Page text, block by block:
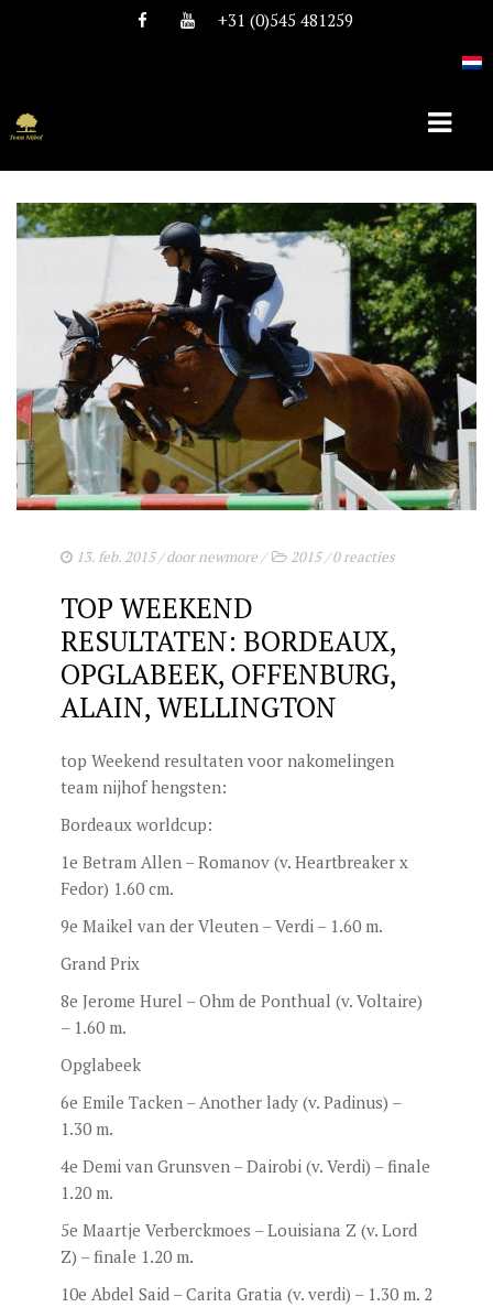
+31 (0)545 481259
HOME
OVER TEAM NIJHOF
HISTORIE
TEAM
VACATURES
DEKHENGSTEN
DEKGELDEN
ICSI
ALGEMENE VOORWAARDEN
MERRIEBEGELEIDING
BESTELFORMULIER
NIEUWS
TEAM NIJHOF MARKET
13. feb. 2015/ doornewmore/ 2015/0 reacties
TOP WEEKEND
RESULTATEN: BORDEAUX,
OPGLABEEK, OFFENBURG,
ALAIN, WELLINGTON
top Weekend resultaten voor nakomelingen
team nijhof hengsten:
Bordeaux worldcup:
1e Betram Allen – Romanov (v. Heartbreaker x
Fedor) 1.60 cm.
9e Maikel van der Vleuten – Verdi – 1.60 m.
Grand Prix
8e Jerome Hurel – Ohm de Ponthual (v. Voltaire)
– 1.60 m.
Opglabeek
6e Emile Tacken – Another lady (v. Padinus) –
1.30 m.
4e Demi van Grunsven – Dairobi (v. Verdi) – finale
1.20 m.
5e Maartje Verberckmoes – Louisiana Z (v. Lord
Z) – finale 1.20 m.
10e Abdel Said – Carita Gratia (v. verdi) – 1.30 m. 2